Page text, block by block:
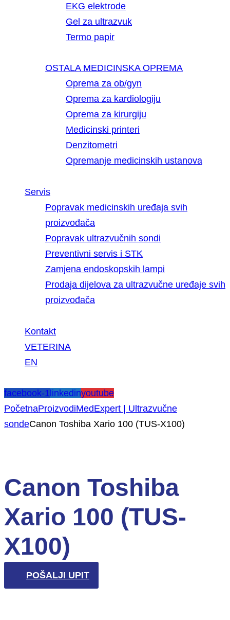
EKG elektrode
Gel za ultrazvuk
Termo papir
OSTALA MEDICINSKA OPREMA
Oprema za ob/gyn
Oprema za kardiologiju
Oprema za kirurgiju
Medicinski printeri
Denzitometri
Opremanje medicinskih ustanova
Servis
Popravak medicinskih uređaja svih
proizvođača
Popravak ultrazvučnih sondi
Preventivni servis i STK
Zamjena endoskopskih lampi
Prodaja dijelova za ultrazvučne uređaje svih
proizvođača
Kontakt
VETERINA
EN
facebook-1 linkedinyoutube
PočetnaProizvodiMedExpert | Ultrazvučne
sondeCanon Toshiba Xario 100 (TUS-X100)
Canon Toshiba
Xario 100 (TUS-
X100)
POŠALJI UPIT